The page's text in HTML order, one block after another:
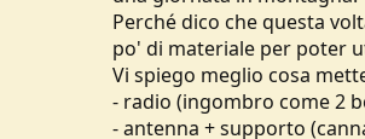
i
o
n
Perché dico che questa
po' di materiale per poter
Vi spiego meglio cosa
- radio (ingombro come 2
- antenna + supporto